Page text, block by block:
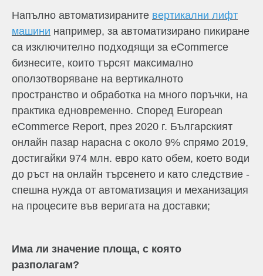
Напълно автоматизираните вертикални лифт
машини например, за автоматизирано пикиране
са изключително подходящи за eCommerce
бизнесите, които търсят максимално
оползотворяване на вертикалното
пространство и обработка на много поръчки, на
практика едновременно. Според European
eCommerce Report, през 2020 г. Българският
онлайн пазар нарасна с около 9% спрямо 2019,
достигайки 974 млн. евро като обем, което води
до ръст на онлайн търсенето и като следствие -
спешна нужда от автоматизация и механизация
на процесите във веригата на доставки;
Има ли значение площа, с която
разполагам?